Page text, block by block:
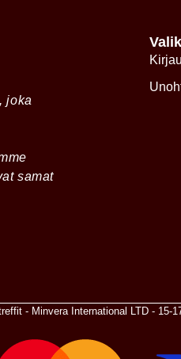
joka
samat
- Minvera International LTD - 15-